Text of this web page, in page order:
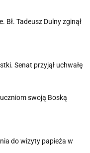
Bł. Tadeusz Dulny zginął
Senat przyjął uchwałę
swoją Boską
do wizyty papieża w